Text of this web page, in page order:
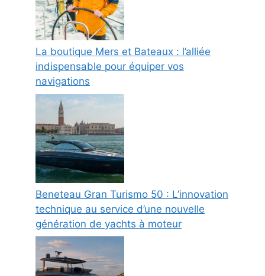
La boutique Mers et Bateaux : l’alliée
indispensable pour équiper vos
navigations
Beneteau Gran Turismo 50 : L’innovation
technique au service d’une nouvelle
génération de yachts à moteur